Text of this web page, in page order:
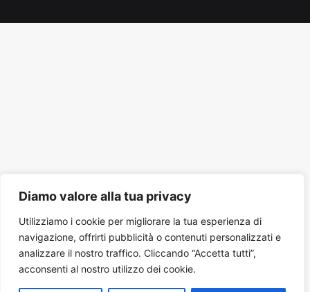
Diamo valore alla tua privacy
Utilizziamo i cookie per migliorare la tua esperienza di
navigazione, offrirti pubblicità o contenuti personalizzati e
analizzare il nostro traffico. Cliccando “Accetta tutti”,
acconsenti al nostro utilizzo dei cookie.
Tube